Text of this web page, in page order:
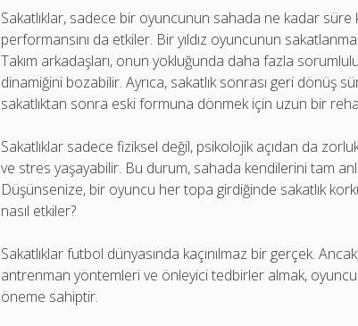
Sakatlıklar, sadece bir oyuncunun sahada ne kadar süre
performansını da etkiler. Bir yıldız oyuncunun
Takım arkadaşları, onun yokluğunda daha fazla
dinamiğini bozabilir. Ayrıca, sakatlık sonrası geri dönüş
sakatlıktan sonra eski formuna dönmek için uzun bir
Sakatlıklar sadece fiziksel değil, psikolojik açıdan da
ve stres yaşayabilir. Bu durum, sahada kendilerini tam
Düşünsenize, bir oyuncu her topa girdiğinde sakatlık
nasıl etkiler?
Sakatlıklar futbol dünyasında kaçınılmaz bir gerçek.
antrenman yöntemleri ve önleyici tedbirler almak,
öneme sahiptir.